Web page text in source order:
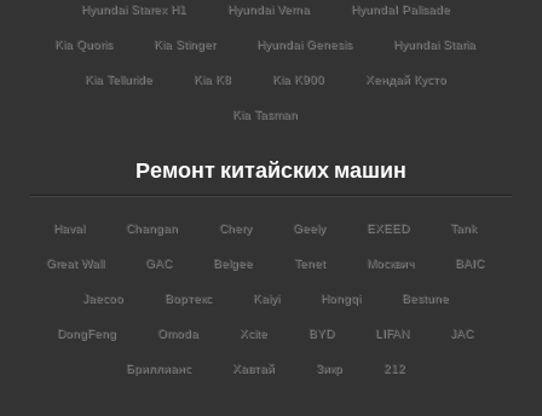
Hyundai Starex H1 Hyundai Verna HyundaI Palisade
Kia Quoris Kia Stinger Hyundai Genesis Hyundai Staria
Kia Telluride Kia K8 Kia K900 Хендай Кусто
Kia Tasman
Ремонт китайских машин
Haval Changan Chery Geely EXEED Tank
Great Wall GAC Belgee Tenet Москвич BAIC
Jaecoo Вортекс Kaiyi Hongqi Bestune
DongFeng Omoda Xcite BYD LIFAN JAC
Бриллианс Хавтай Зикр 212